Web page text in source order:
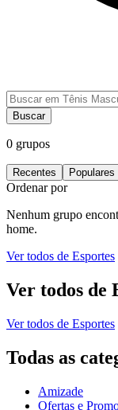
Buscar
0 grupos
Recentes Populares
Ordenar por
Nenhum grupo
home.
Ver todos de Esportes
Ver todos de
Ver todos de Esportes
Todas as
Amizade
Ofertas e